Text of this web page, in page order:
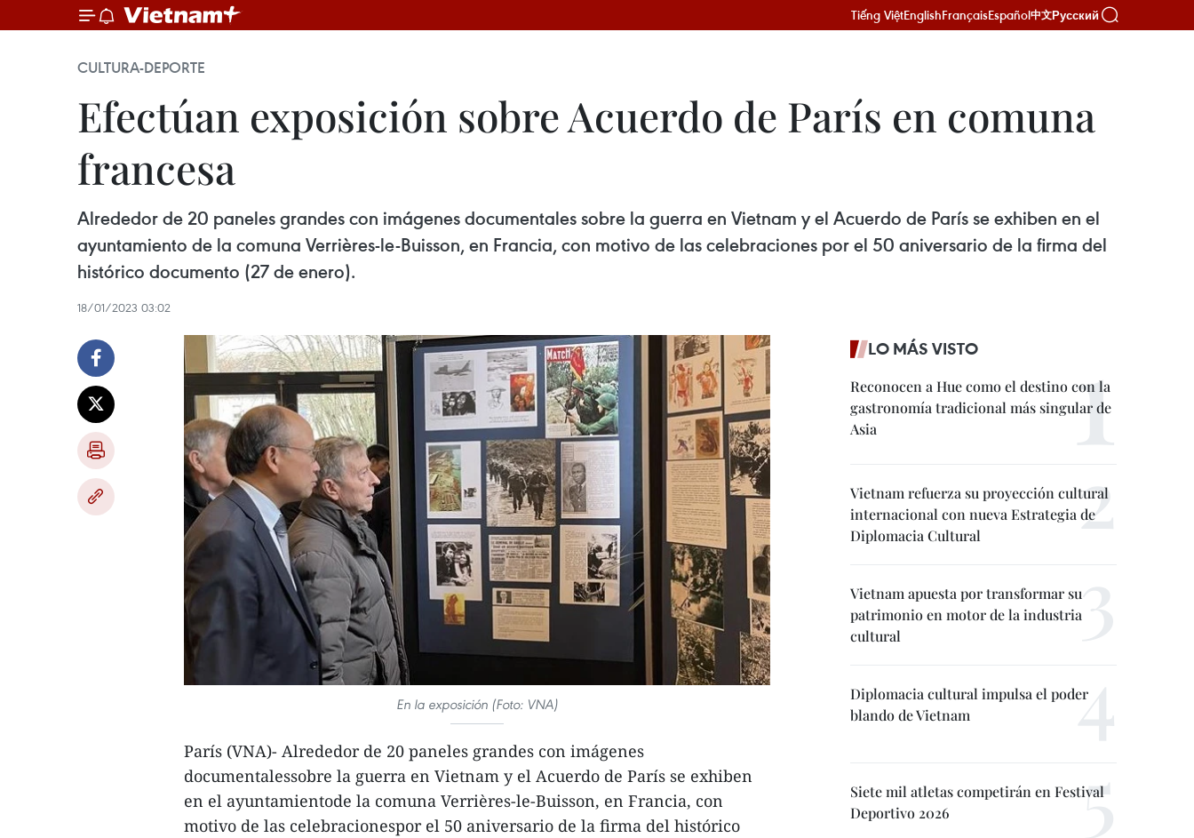
Tiếng ViệtEnglishFrançaisEspañol中文Русский
CULTURA-DEPORTE
Efectúan exposición sobre Acuerdo de París en comuna
francesa
Alrededor de 20 paneles grandes con imágenes documentales sobre la guerra en Vietnam y el Acuerdo de París se exhiben en el
ayuntamiento de la comuna Verrières-le-Buisson, en Francia, con motivo de las celebraciones por el 50 aniversario de la firma del
histórico documento (27 de enero).
18/01/2023 03:02
En la exposición (Foto: VNA)
París (VNA)- Alrededor de 20 paneles grandes con imágenes
documentalessobre la guerra en Vietnam y el Acuerdo de París se exhiben
en el ayuntamientode la comuna Verrières-le-Buisson, en Francia, con
motivo de las celebracionespor el 50 aniversario de la firma del histórico
LO MÁS VISTO
Reconocen a Hue como el destino con la
gastronomía tradicional más singular de
Asia
Vietnam refuerza su proyección cultural
internacional con nueva Estrategia de
Diplomacia Cultural
Vietnam apuesta por transformar su
patrimonio en motor de la industria
cultural
Diplomacia cultural impulsa el poder
blando de Vietnam
Siete mil atletas competirán en Festival
Deportivo 2026